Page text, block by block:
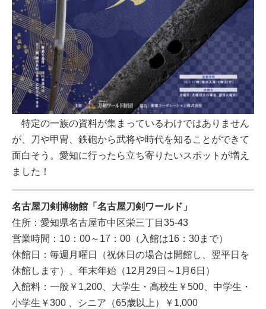
特定の一族の資料が集まっているわけではありません
が、刀や甲冑、鉄砲から武将や時代を知ることができて
面白そう。愛知に行ったら立ち寄りたいスポットが増え
ました！
名古屋刀剣博物館「名古屋刀剣ワールド」
住所：愛知県名古屋市中区栄三丁目35-43
営業時間：10：00～17：00（入館は16：30まで）
休館日：毎週月曜日（祝休日の場合は開館し、翌平日を
休館します）、年末年始（12月29日～1月6日）
入館料：一般￥1,200、大学生・高校生￥500、中学生・
小学生￥300 、シニア（65歳以上）￥1,000